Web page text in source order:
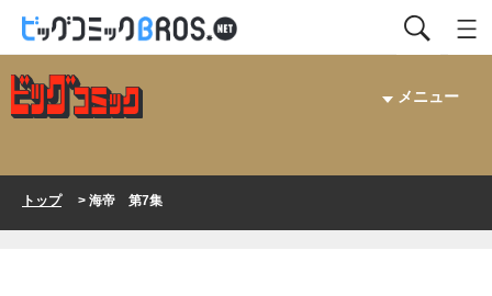
メニュー
トップ> 海帝 第7集